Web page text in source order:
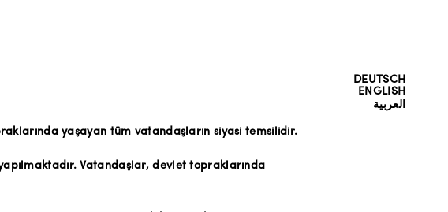
DEUTSCH
ENGLISH
العربية
yaşayan tüm vatandaşların siyasi temsilidir.
Vatandaşlar, devlet topraklarında